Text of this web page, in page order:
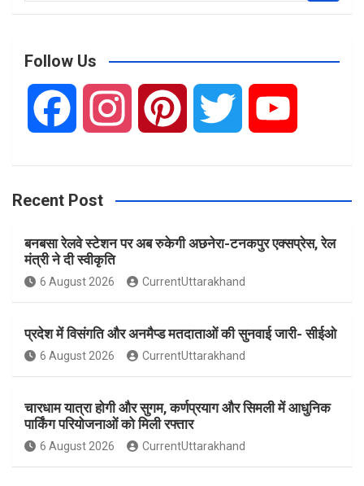
a
c
Follow Us
c
e
b
o
o
k
s
a
g
r
a
n
e
r
e
s
i
t
e
r
u
T
u
e
Recent Post
बनबसा रेलवे स्टेशन पर अब रुकेगी अछनेरा-टनकपुर एक्सप्रेस, रेल
मंत्री ने दी स्वीकृति
6 August 2026 CurrentUttarakhand
प्रदेश में विसंगति और अनमैप्ड मतदाताओं की सुनवाई जारी- सीईओ
6 August 2026 CurrentUttarakhand
चारधाम यात्रा होगी और सुगम, कर्णप्रयाग और सिमली में आधुनिक
पार्किंग परियोजनाओं को मिली रफ्तार
6 August 2026 CurrentUttarakhand